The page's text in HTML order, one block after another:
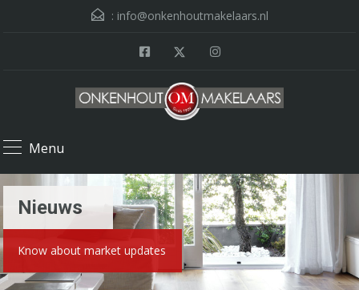
: info@onkenhoutmakelaars.nl
Menu
Nieuws
Know about market updates